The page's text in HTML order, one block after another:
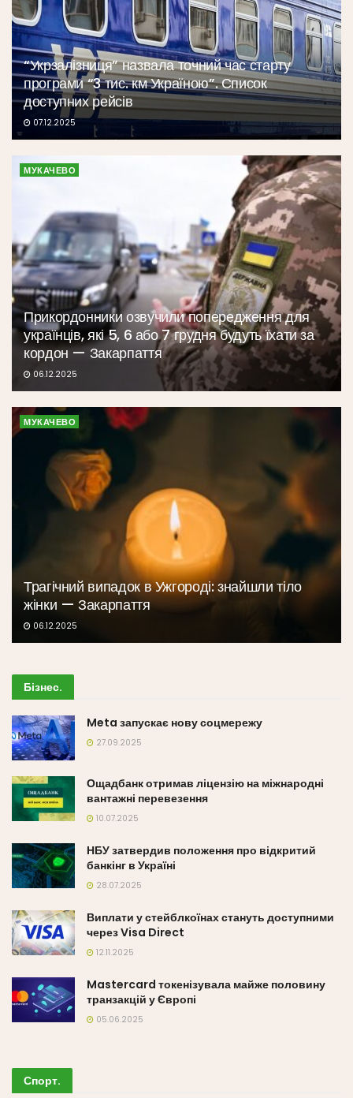
“Укрзалізниця” назвала точний час старту
програми “3 тис. км Україною”. Список
доступних рейсів
07.12.2025
МУКАЧЕВО
Прикордонники озвучили попередження для
українців, які 5, 6 або 7 грудня будуть їхати за
кордон — Закарпаття
06.12.2025
МУКАЧЕВО
Трагічний випадок в Ужгороді: знайшли тіло
жінки — Закарпаття
06.12.2025
Бізнес.
Meta запускає нову соцмережу
27.09.2025
Ощадбанк отримав ліцензію на міжнародні
вантажні перевезення
10.07.2025
НБУ затвердив положення про відкритий
банкінг в Україні
28.07.2025
Виплати у стейблкоїнах стануть доступними
через Visa Direct
12.11.2025
Mastercard токенізувала майже половину
транзакцій у Європі
05.06.2025
Спорт.